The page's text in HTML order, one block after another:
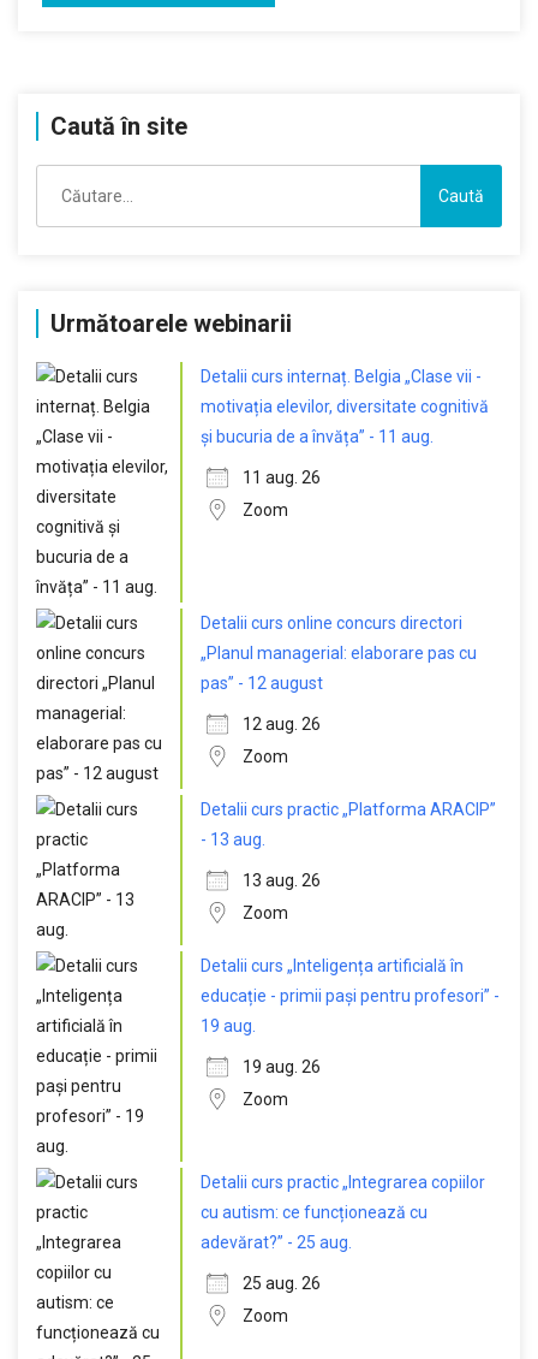
Caută în site
după:
Următoarele webinarii
Detalii curs internaț. Belgia „Clase vii -
motivația elevilor, diversitate cognitivă
și bucuria de a învăța” - 11 aug.
11 aug. 26
Zoom
Detalii curs online concurs directori
„Planul managerial: elaborare pas cu
pas” - 12 august
12 aug. 26
Zoom
Detalii curs practic „Platforma ARACIP”
- 13 aug.
13 aug. 26
Zoom
Detalii curs „Inteligența artificială în
educație - primii pași pentru profesori” -
19 aug.
19 aug. 26
Zoom
Detalii curs practic „Integrarea copiilor
cu autism: ce funcționează cu
adevărat?” - 25 aug.
25 aug. 26
Zoom